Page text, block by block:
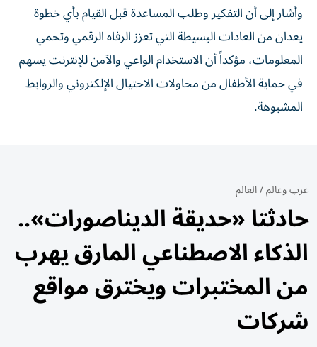
وأشار إلى أن التفكير وطلب المساعدة قبل القيام بأي خطوة
يعدان من العادات البسيطة التي تعزز الرفاه الرقمي وتحمي
المعلومات، مؤكداً أن الاستخدام الواعي والآمن للإنترنت يسهم
في حماية الأطفال من محاولات الاحتيال الإلكتروني والروابط
المشبوهة.
عرب وعالم/العالم
حادثتا «حديقة الديناصورات»..
الذكاء الاصطناعي المارق يهرب
من المختبرات ويخترق مواقع
شركات